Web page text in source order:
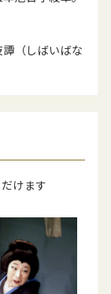
（しばいばな
けます